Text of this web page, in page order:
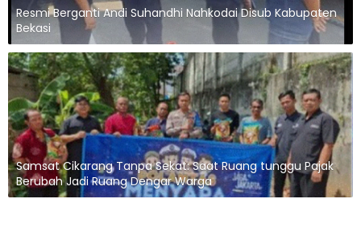
Resmi Berganti Andi Suhandhi Nahkodai Disub Kabupaten
Bekasi
Samsat Cikarang Tanpa Sekat: Saat Ruang tunggu Pajak
Berubah Jadi Ruang Dengar Warga